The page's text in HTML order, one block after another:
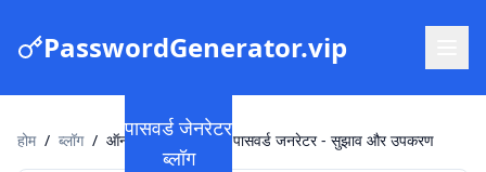
PasswordGenerator.vip
पासवर्ड जेनरेटर
ब्लॉग
होम / ब्लॉग / ऑनलाइन बैंकिंग सुरक्षा: पासवर्ड जनरेटर - सुझाव और उपकरण